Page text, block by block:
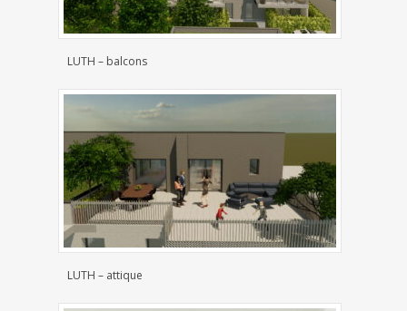
LUTH – balcons
LUTH – attique